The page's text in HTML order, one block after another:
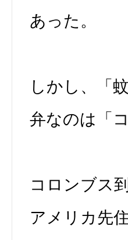
あった。
しかし、「
弁なのは「
コロンブス
アメリカ先